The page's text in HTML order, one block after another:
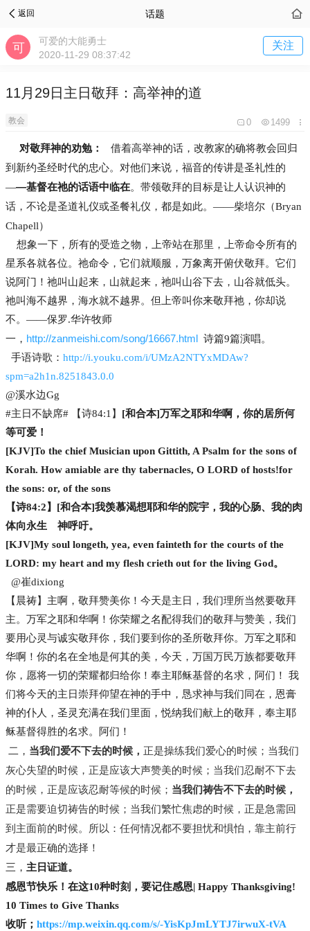
返回 话题
可爱的大能勇士
2020-11-29 08:37:42
关注
11月29日主日敬拜：高举神的道
教会 0 1499
对敬拜神的劝勉：
借着高举神的话，改教家的确将教会回归
到新约圣经时代的忠心。对他们来说，福音的传讲是圣礼性的
——基督在祂的话语中临在。带领敬拜的目标是让人认识神的
话，不论是圣道礼仪或圣餐礼仪，都是如此。——柴培尔（Bryan
Chapell）
想象一下，所有的受造之物，上帝站在那里，上帝命令所有的
星系各就各位。祂命令，它们就顺服，万象离开俯伏敬拜。它们
说阿门！祂叫山起来，山就起来，祂叫山谷下去，山谷就低头。
祂叫海不越界，海水就不越界。但上帝叫你来敬拜祂，你却说
不。——保罗.华许牧师
一， http://zanmeishi.com/song/16667.html 诗篇9篇演唱。
手语诗歌： http://i.youku.com/i/UMzA2NTYxMDAw?
spm=a2h1n.8251843.0.0
@溪水边Gg
#主日不缺席# 【诗84:1】 [和合本]万军之耶和华啊，你的居所何
等可爱！
[KJV]To the chief Musician upon Gittith, A Psalm for the sons of
Korah. How amiable are thy tabernacles, O LORD of hosts!for
the sons: or, of the sons
【诗84:2】[和合本]我羡慕渴想耶和华的院宇，我的心肠、我的肉
体向永生 神呼吁。
[KJV]My soul longeth, yea, even fainteth for the courts of the
LORD: my heart and my flesh crieth out for the living God。
@崔dixiong
【晨祷】主啊，敬拜赞美你！今天是主日，我们理所当然要敬拜
主。万军之耶和华啊！你荣耀之名配得我们的敬拜与赞美，我们
要用心灵与诚实敬拜你，我们要到你的圣所敬拜你。万军之耶和
华啊！你的名在全地是何其的美，今天，万国万民万族都要敬拜
你，愿将一切的荣耀都归给你！奉主耶稣基督的名求，阿们！ 我
们将今天的主日崇拜仰望在神的手中，恳求神与我们同在，恩膏
神的仆人，圣灵充满在我们里面，悦纳我们献上的敬拜，奉主耶
稣基督得胜的名求。阿们！
二， 当我们爱不下去的时候， 正是操练我们爱心的时候；当我们
灰心失望的时候，正是应该大声赞美的时候；当我们忍耐不下去
的时候，正是应该忍耐等候的时候； 当我们祷告不下去的时候，
正是需要迫切祷告的时候；当我们繁忙焦虑的时候，正是急需回
到主面前的时候。所以：任何情况都不要担忧和惧怕，靠主前行
才是最正确的选择！
三， 主日证道。
感恩节快乐！在这10种时刻，要记住感恩| Happy Thanksgiving!
10 Times to Give Thanks
收听； https://mp.weixin.qq.com/s/-YisKpJmLYTJ7irwuX-tVA